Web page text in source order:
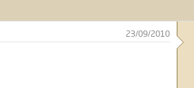
23/09/2010